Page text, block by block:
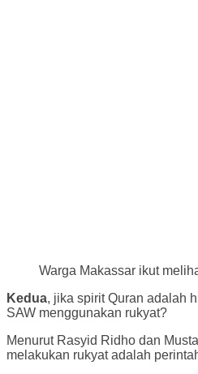
Warga Makassar ikut
Kedua, jika spirit Quran adalah
SAW menggunakan rukyat?
Menurut Rasyid Ridho dan
melakukan rukyat adalah